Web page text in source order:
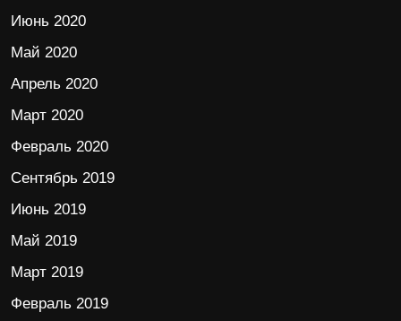
Июнь 2020
Май 2020
Апрель 2020
Март 2020
Февраль 2020
Сентябрь 2019
Июнь 2019
Май 2019
Март 2019
Февраль 2019